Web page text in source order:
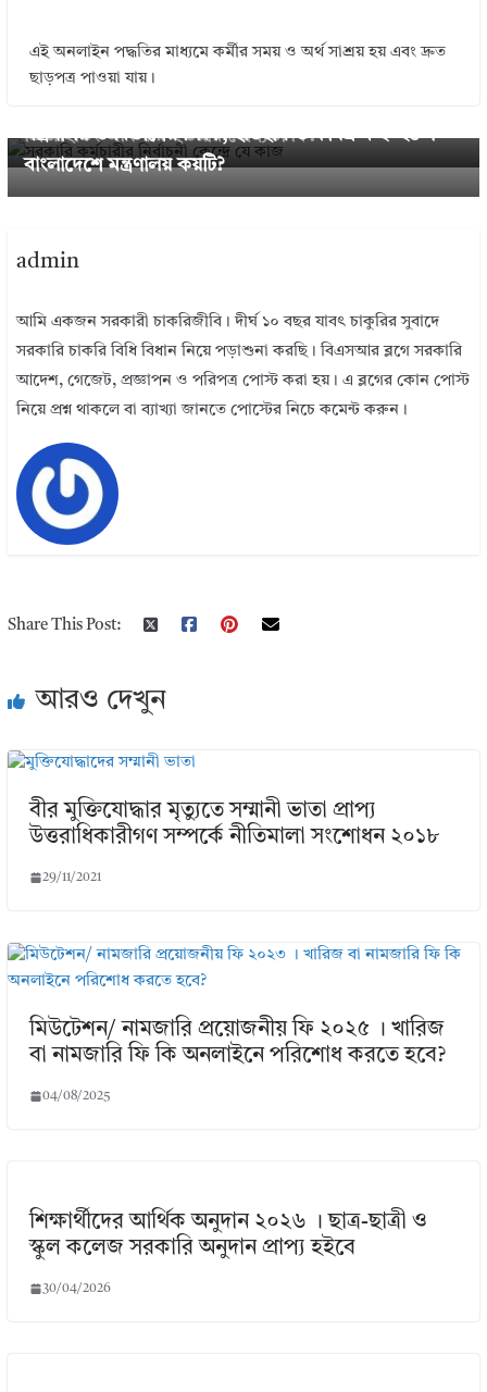
এই অনলাইন পদ্ধতির মাধ্যমে কর্মীর সময় ও অর্থ সাশ্রয় হয় এবং দ্রুত
ছাড়পত্র পাওয়া যায়।
← Previous
প্রিজাইডিং অফিসার হওয়ার যোগ্যতা কি?
মন্ত্রণালয় ও বিভাগের লিংক, ইতিহাস ও কার্যক্রম ২০২৫ ।
বাংলাদেশে মন্ত্রণালয় কয়টি?
admin
আমি একজন সরকারী চাকরিজীবি। দীর্ঘ ১০ বছর যাবৎ চাকুরির সুবাদে
সরকারি চাকরি বিধি বিধান নিয়ে পড়াশুনা করছি। বিএসআর ব্লগে সরকারি
আদেশ, গেজেট, প্রজ্ঞাপন ও পরিপত্র পোস্ট করা হয়। এ ব্লগের কোন পোস্ট
নিয়ে প্রশ্ন থাকলে বা ব্যাখ্যা জানতে পোস্টের নিচে কমেন্ট করুন।
Share This Post:
আরও দেখুন
বীর মুক্তিযােদ্ধার মৃত্যুতে সম্মানী ভাতা প্রাপ্য
উত্তরাধিকারীগণ সম্পর্কে নীতিমালা সংশােধন ২০১৮
29/11/2021
মিউটেশন/ নামজারি প্রয়োজনীয় ফি ২০২৫ । খারিজ
বা নামজারি ফি কি অনলাইনে পরিশোধ করতে হবে?
04/08/2025
শিক্ষার্থীদের আর্থিক অনুদান ২০২৬ । ছাত্র-ছাত্রী ও
স্কুল কলেজ সরকারি অনুদান প্রাপ্য হইবে
30/04/2026